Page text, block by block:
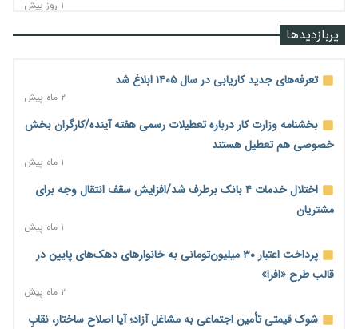
۱ روز پیش
رشد ۷۵ هزار میلیاردی بازار خرید اعتباری؛ فین‌تک‌ها وارد میدان
آغاز اجرای پایلوت «ردا کارت» برای دانشجویان تحصیلات تکمیلی
۱ روز پیش
محدودیت تازه برای شبکه بانکی؛ افزایش سپرده قانونی با هدف
کنترل تورم
۱ روز پیش
ترمز تولید خودرو کشیده شد؛ افت ۲۵ درصدی تیراژ ایران‌خودرو،
سایپا و پارس‌خودرو
۱ روز پیش
بنگاه‌داری بانک‌ها؛ مانع بزرگ خانه‌دار شدن مستأجران
پربازدیدها
تعرفه‌های جدید کاریابی در سال ۱۴۰۵ ابلاغ شد
۲ ماه پیش
بخشنامه وزارت کار درباره تعطیلات رسمی هفته آینده/کارگران بخش
خصوصی هم تعطیل هستند
۱ ماه پیش
اختلال خدمات ۴ بانک برطرف شد/افزایش سقف انتقال وجه برای
مشتریان
۱ ماه پیش
پرداخت اعتبار ۳۰ میلیون‌تومانی به خانوارهای دهک‌های پایین در
قالب طرح «افرا»
۲ ماه پیش
شوک قیمتی تأمین اجتماعی به مشاغل آزاد؛ آیا اصلاح ساختار، نقابِ